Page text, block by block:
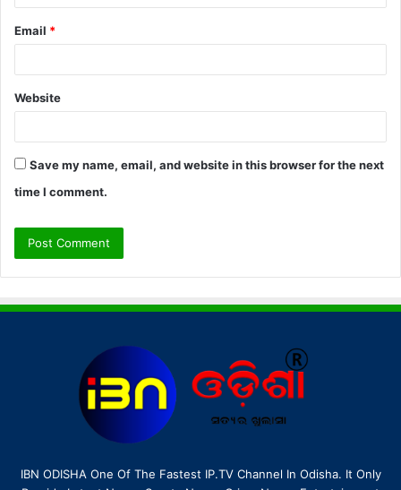
Email *
Website
Save my name, email, and website in this browser for the next
time I comment.
IBN ODISHA One Of The Fastest IP.TV Channel In Odisha. It Only